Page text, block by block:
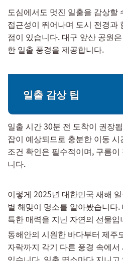
도심에서도 멋진 일출을 감상할
접근성이 뛰어나며 도시 전경과
점이 있습니다. 대구 앞산 공원
한 일출 풍경을 제공합니다.
일출 감상 팁
일출 시간 30분 전 도착이 권장
잡이 예상되므로 충분한 이동
조건 확인은 필수적이며, 구름
니다.
이렇게 2025년 대한민국 새해
별 해맞이 명소를 알아봤습니다
특한 매력을 지닌 자연의 선물입
동해안의 시원한 바다부터 제주
자락까지 각기 다른 풍경 속에